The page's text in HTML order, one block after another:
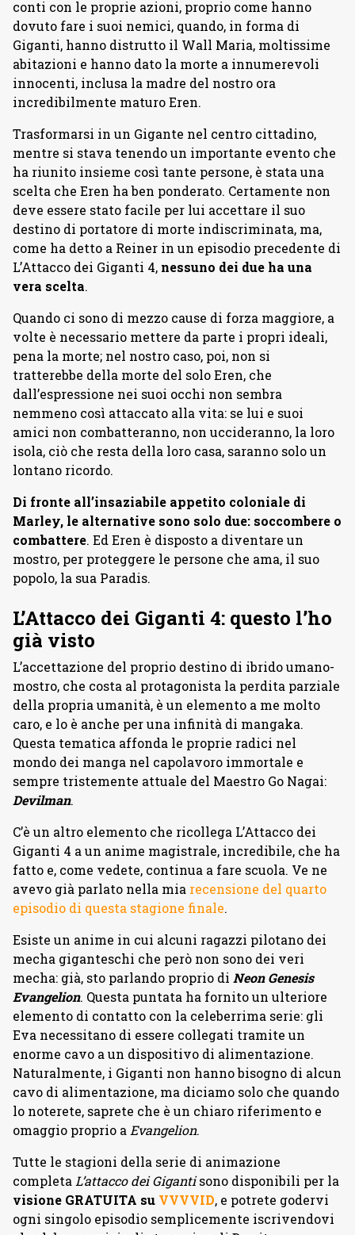
conti con le proprie azioni, proprio come hanno
dovuto fare i suoi nemici, quando, in forma di
Giganti, hanno distrutto il Wall Maria, moltissime
abitazioni e hanno dato la morte a innumerevoli
innocenti, inclusa la madre del nostro ora
incredibilmente maturo Eren.
Trasformarsi in un Gigante nel centro cittadino,
mentre si stava tenendo un importante evento che
ha riunito insieme così tante persone, è stata una
scelta che Eren ha ben ponderato. Certamente non
deve essere stato facile per lui accettare il suo
destino di portatore di morte indiscriminata, ma,
come ha detto a Reiner in un episodio precedente di
L’Attacco dei Giganti 4, nessuno dei due ha una
vera scelta.
Quando ci sono di mezzo cause di forza maggiore, a
volte è necessario mettere da parte i propri ideali,
pena la morte; nel nostro caso, poi, non si
tratterebbe della morte del solo Eren, che
dall’espressione nei suoi occhi non sembra
nemmeno così attaccato alla vita: se lui e suoi
amici non combatteranno, non uccideranno, la loro
isola, ciò che resta della loro casa, saranno solo un
lontano ricordo.
Di fronte all’insaziabile appetito coloniale di
Marley, le alternative sono solo due: soccombere o
combattere. Ed Eren è disposto a diventare un
mostro, per proteggere le persone che ama, il suo
popolo, la sua Paradis.
L’Attacco dei Giganti 4: questo l’ho
già visto
L’accettazione del proprio destino di ibrido umano-
mostro, che costa al protagonista la perdita parziale
della propria umanità, è un elemento a me molto
caro, e lo è anche per una infinità di mangaka.
Questa tematica affonda le proprie radici nel
mondo dei manga nel capolavoro immortale e
sempre tristemente attuale del Maestro Go Nagai:
Devilman.
C’è un altro elemento che ricollega L’Attacco dei
Giganti 4 a un anime magistrale, incredibile, che ha
fatto e, come vedete, continua a fare scuola. Ve ne
avevo già parlato nella mia recensione del quarto
episodio di questa stagione finale.
Esiste un anime in cui alcuni ragazzi pilotano dei
mecha giganteschi che però non sono dei veri
mecha: già, sto parlando proprio di Neon Genesis
Evangelion. Questa puntata ha fornito un ulteriore
elemento di contatto con la celeberrima serie: gli
Eva necessitano di essere collegati tramite un
enorme cavo a un dispositivo di alimentazione.
Naturalmente, i Giganti non hanno bisogno di alcun
cavo di alimentazione, ma diciamo solo che quando
lo noterete, saprete che è un chiaro riferimento e
omaggio proprio aEvangelion.
Tutte le stagioni della serie di animazione
completaL’attacco dei Gigantisono disponibili per la
visione GRATUITA su VVVVID, e potrete godervi
ogni singolo episodio semplicemente iscrivendovi